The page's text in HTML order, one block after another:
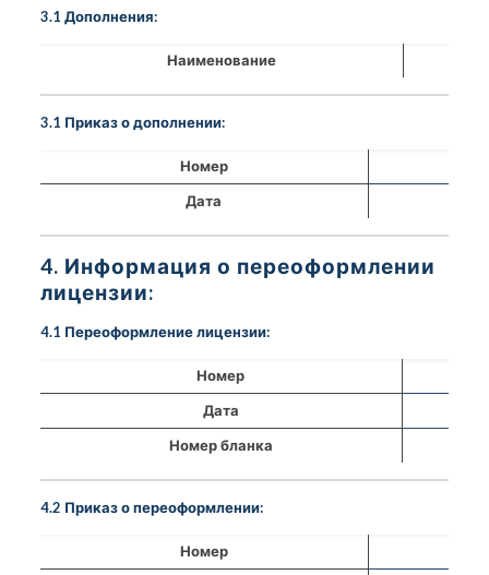
3.1 Дополнения:
Наименование
3.1 Приказ о дополнении:
Номер
Дата
4. Информация о переоформлении
лицензии:
4.1 Переоформление лицензии:
Номер
Дата
Номер бланка
4.2 Приказ о переоформлении:
Номер